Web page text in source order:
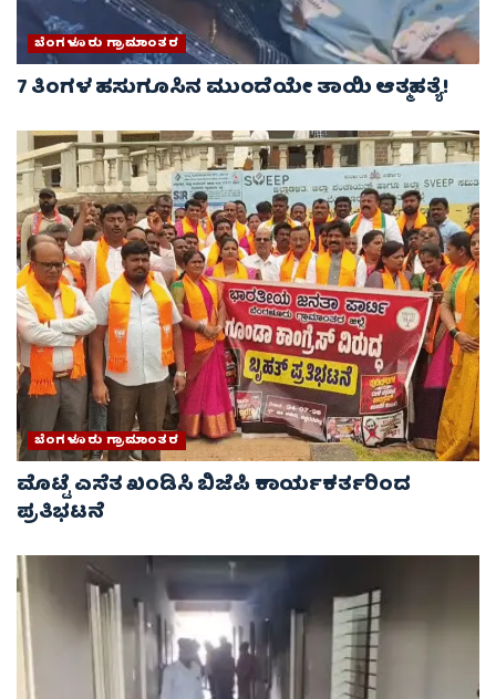
ಬೆಂಗಳೂರು ಗ್ರಾಮಾಂತರ
7 ತಿಂಗಳ ಹಸುಗೂಸಿನ ಮುಂದೆಯೇ ತಾಯಿ ಆತ್ಮಹತ್ಯೆ!
ಬೆಂಗಳೂರು ಗ್ರಾಮಾಂತರ
ಮೊಟ್ಟೆ ಎಸೆತ ಖಂಡಿಸಿ ಬಿಜೆಪಿ ಕಾರ್ಯಕರ್ತರಿಂದ
ಪ್ರತಿಭಟನೆ